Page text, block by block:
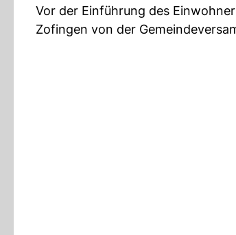
Vor der Einführung des
Zofingen von der